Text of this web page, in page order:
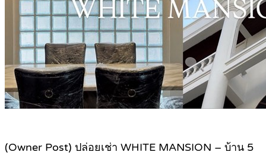
(Owner Post) ปล่อยเช่า WHITE MANSION – บ้าน 5